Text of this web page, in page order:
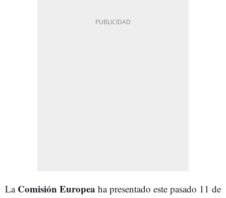
La Comisión Europea ha presentado este pasado 11 de